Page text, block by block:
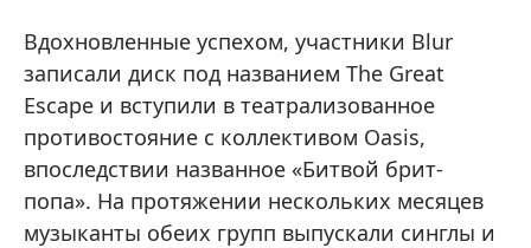
Вдохновленные успехом, участники Blur
записали диск под названием The Great
Escape и вступили в театрализованное
противостояние с коллективом Oasis,
впоследствии названное «Битвой брит-
попа». На протяжении нескольких месяцев
музыканты обеих групп выпускали синглы и